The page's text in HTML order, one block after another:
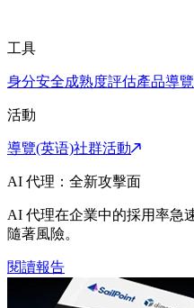
工具
身分安全成熟度評估產品導
活動
導覽(英语)社群活動
AI 代理：全新攻擊面
AI 代理在企業中的採用率急
隨著風險。
閱讀報告